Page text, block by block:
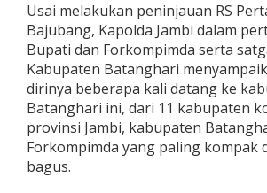
j
u
b
n
g
Usai melakukan peninjauan RS
Bajubang, Kapolda Jambi dalam
Bupati dan Forkompimda serta
Kabupaten Batanghari
dirinya beberapa kali datang ke
Batanghari ini, dari 11 kabupaten
provinsi Jambi, kabupaten
Forkompimda yang paling kompak
bagus.